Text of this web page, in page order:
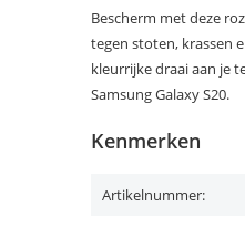
Bescherm met deze
tegen stoten, krassen
kleurrijke draai aan je
Samsung Galaxy S20.
Kenmerken
Artikelnummer: